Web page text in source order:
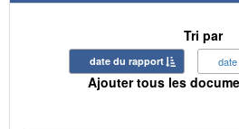
Tri par
date du rapport
Ajouter tous les